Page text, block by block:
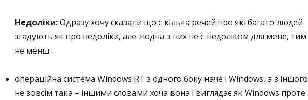
Недоліки:Одразу хочу сказати що є кілька речей про які багато людей
згадують як про недоліки, але жодна з них не є недоліком для мене, тим
не менш:
операційна система Windows RT з одного боку наче і Windows, а з іншого
не зовсім така – іншими словами хоча вона і виглядає як Windows проте